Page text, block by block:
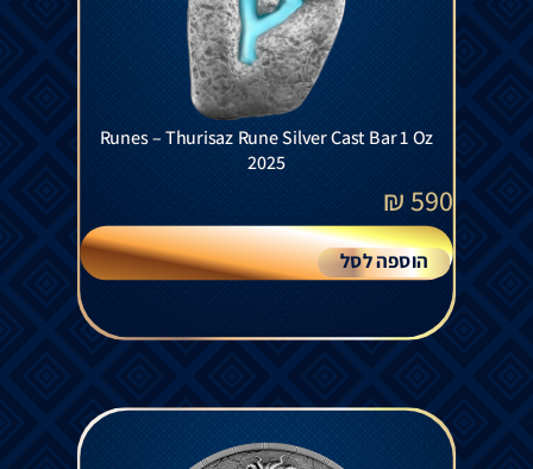
Runes – Thurisaz Rune Silver Cast Bar 1 Oz
2025
590
₪
הוספה לסל